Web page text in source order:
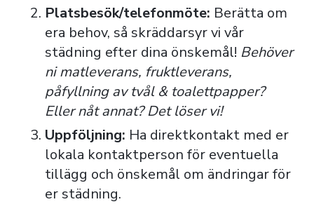
Platsbesök/telefonmöte: Berätta om
era behov, så skräddarsyr vi vår
städning efter dina önskemål! Behöver
ni matleverans, fruktleverans,
påfyllning av tvål & toalettpapper?
Eller nåt annat? Det löser vi!
Uppföljning: Ha direktkontakt med er
lokala kontaktperson för eventuella
tillägg och önskemål om ändringar för
er städning.